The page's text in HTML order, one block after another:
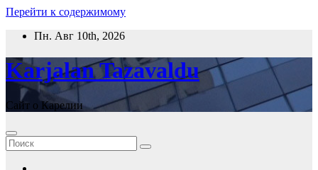
Перейти к содержимому
Пн. Авг 10th, 2026
Karjalan Tazavaldu
Сайт о Карелии